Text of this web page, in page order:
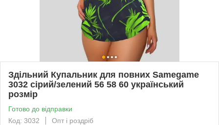
Здільний Купальник для повних Samegame
3032 сірий/зелений 56 58 60 український
розмір
Готово до відправки
Код: 3032
Опт і роздріб